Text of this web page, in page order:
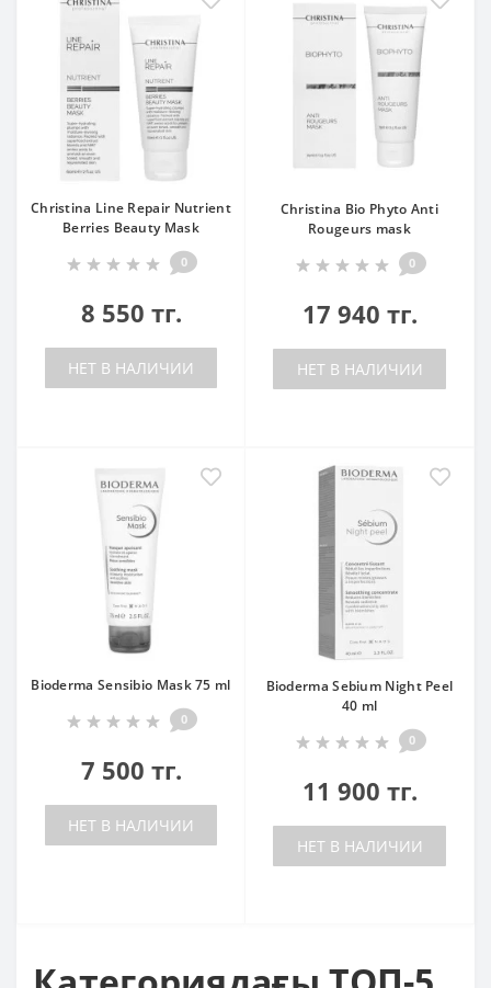
Christina Line Repair Nutrient
Berries Beauty Mask
0
8 550 тг.
НЕТ В НАЛИЧИИ
Christina Bio Phyto Anti
Rougeurs mask
0
17 940 тг.
НЕТ В НАЛИЧИИ
Bioderma Sensibio Mask 75 ml
0
7 500 тг.
НЕТ В НАЛИЧИИ
Bioderma Sebium Night Peel
40 ml
0
11 900 тг.
НЕТ В НАЛИЧИИ